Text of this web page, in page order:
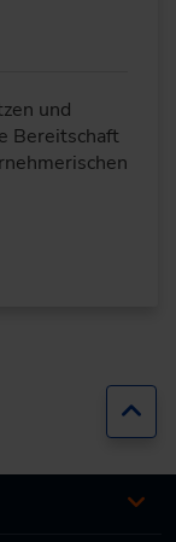
und
Bereitschaft